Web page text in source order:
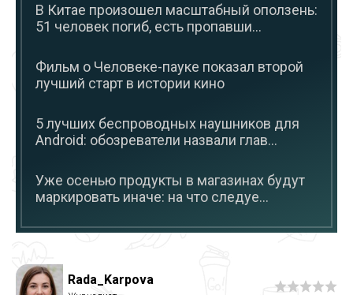
В Китае произошел масштабный оползень:
51 человек погиб, есть пропавши...
Фильм о Человеке-пауке показал второй
лучший старт в истории кино
5 лучших беспроводных наушников для
Android: обозреватели назвали глав...
Уже осенью продукты в магазинах будут
маркировать иначе: на что следуе...
Rada_Karpova